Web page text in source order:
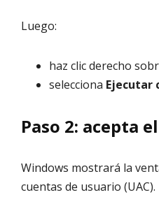
Luego:
haz clic derecho
selecciona Ejecutar
Paso 2: acepta
Windows mostrará la
cuentas de usuario (UAC).